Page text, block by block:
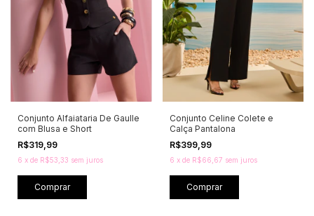
Conjunto Alfaiataria De Gaulle
com Blusa e Short
R$319,99
6 x de R$53,33 sem juros
Comprar
Conjunto Celine Colete e
Calça Pantalona
R$399,99
6 x de R$66,67 sem juros
Comprar